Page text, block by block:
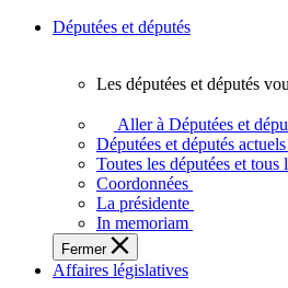
Députées et députés
députées
députés
vous
représentent
sein
de
l'Assemblée
Les députées et députés
Aller à Députées et
Députées et députés actuels
Toutes les députées et tous
Coordonnées
La présidente
In memoriam
Fermer
Affaires législatives